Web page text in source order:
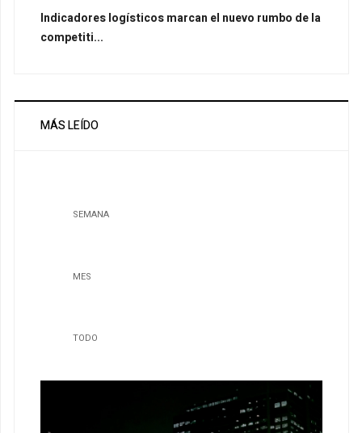
Indicadores logísticos marcan el nuevo rumbo de la
competiti...
MÁS LEÍDO
SEMANA
MES
TODO